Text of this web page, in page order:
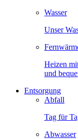
Wasser
Unser
Heizen
und
Entsorgung
Abfall
Tag für
Abwasser